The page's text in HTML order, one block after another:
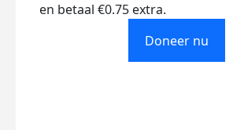
en betaal €0.75 extra.
Doneer nu